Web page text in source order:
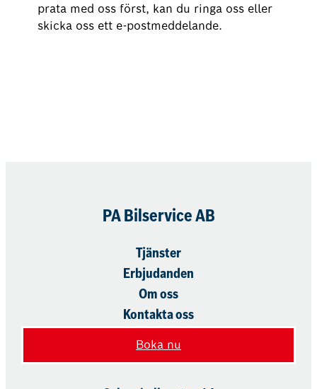
prata med oss först, kan du ringa oss eller
skicka oss ett e-postmeddelande.
PA Bilservice AB
Tjänster
Erbjudanden
Om oss
Kontakta oss
Boka nu